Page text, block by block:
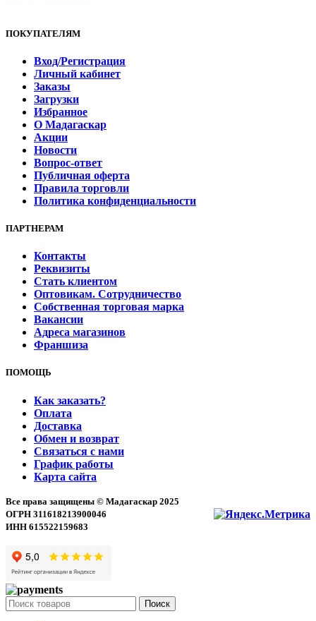
ПОКУПАТЕЛЯМ
Вход/Регистрация
Личный кабинет
Заказы
Загрузки
Избранное
О Мадагаскар
Акции
Новости
Вопрос-ответ
Публичная оферта
Правила торговли
Политика конфиденциальности
ПАРТНЕРАМ
Контакты
Реквизиты
Стать клиентом
Оптовикам. Сотрудничество
Собственная торговая марка
Вакансии
Адреса магазинов
Франшиза
ПОМОЩЬ
Как заказать?
Оплата
Доставка
Обмен и возврат
Связаться с нами
График работы
Карта сайта
Все права защищены © Мадагаскар 2025
ОГРН 311618213900046
ИНН 615522159683
Поиск